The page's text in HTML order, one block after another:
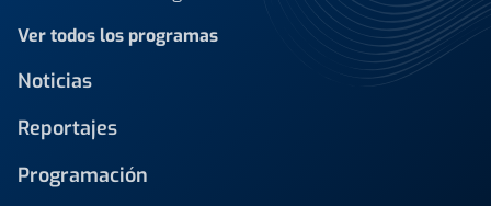
Ver todos los programas
Noticias
Reportajes
Programación